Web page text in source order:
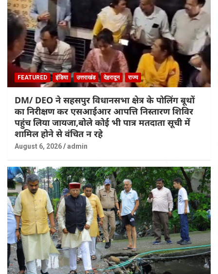
FEATURED इंडिया उत्तराखंड देहरादून राज्य
DM/ DEO ने सहसपुर विधानसभा क्षेत्र के पोलिंग बूथों
का निरीक्षण कर एसआईआर आपत्ति निस्तारण शिविर
पहुंच लिया जायजा,बोले कोई भी पात्र मतदाता सूची में
शामिल होने से वंचित न रहे
August 6, 2026 admin